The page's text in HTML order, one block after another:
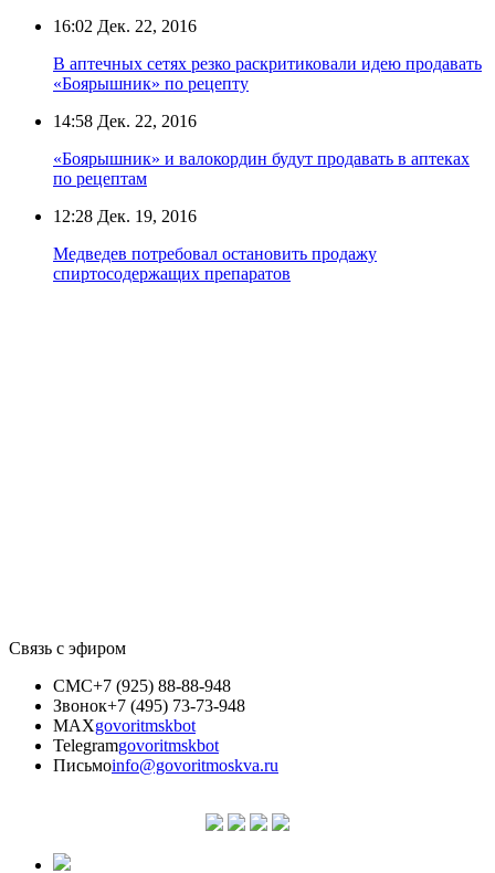
16:02 Дек. 22, 2016
В аптечных сетях резко раскритиковали идею продавать
«Боярышник» по рецепту
14:58 Дек. 22, 2016
«Боярышник» и валокордин будут продавать в аптеках
по рецептам
12:28 Дек. 19, 2016
Медведев потребовал остановить продажу
спиртосодержащих препаратов
Связь с эфиром
СМС+7 (925) 88-88-948
Звонок+7 (495) 73-73-948
MAXgovoritmskbot
Telegramgovoritmskbot
Письмоinfo@govoritmoskva.ru